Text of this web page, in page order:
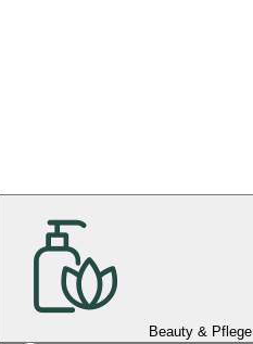
Beauty & Pflege